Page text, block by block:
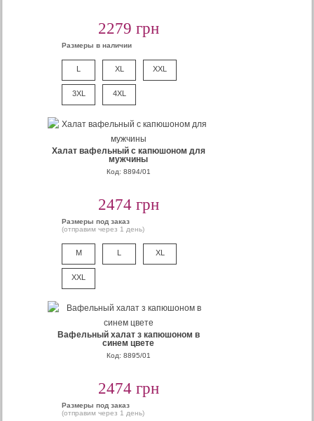
2279 грн
Размеры в наличии
L XL XXL
3XL 4XL
Халат вафельный с капюшоном для
мужчины
Код: 8894/01
2474 грн
Размеры под заказ
(отправим через 1 день)
M L XL
XXL
Вафельный халат з капюшоном в
синем цвете
Код: 8895/01
2474 грн
Размеры под заказ
(отправим через 1 день)